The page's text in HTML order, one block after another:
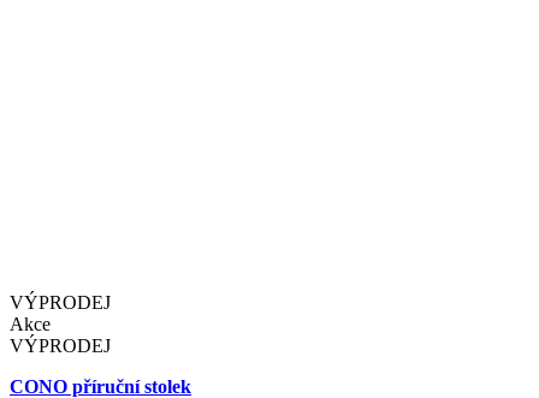
VÝPRODEJ
Akce
VÝPRODEJ
CONO příruční stolek